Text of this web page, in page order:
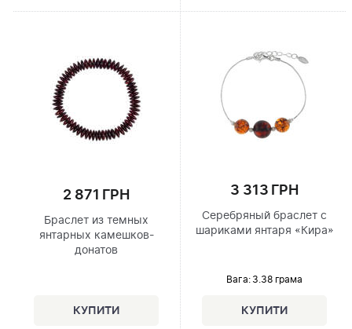
2 871 ГРН
Браслет из темных
янтарных камешков-
донатов
3 313 ГРН
Серебряный браслет с
шариками янтаря «Кира»
Вага: 3.38 грама